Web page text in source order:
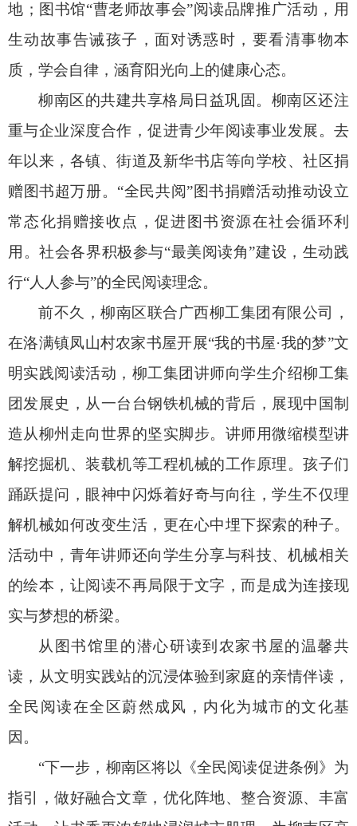
地；图书馆“曹老师故事会”阅读品牌推广活动，用
生动故事告诫孩子，面对诱惑时，要看清事物本
质，学会自律，涵育阳光向上的健康心态。
柳南区的共建共享格局日益巩固。柳南区还注
重与企业深度合作，促进青少年阅读事业发展。去
年以来，各镇、街道及新华书店等向学校、社区捐
赠图书超万册。“全民共阅”图书捐赠活动推动设立
常态化捐赠接收点，促进图书资源在社会循环利
用。社会各界积极参与“最美阅读角”建设，生动践
行“人人参与”的全民阅读理念。
前不久，柳南区联合广西柳工集团有限公司，
在洛满镇凤山村农家书屋开展“我的书屋·我的梦”文
明实践阅读活动，柳工集团讲师向学生介绍柳工集
团发展史，从一台台钢铁机械的背后，展现中国制
造从柳州走向世界的坚实脚步。讲师用微缩模型讲
解挖掘机、装载机等工程机械的工作原理。孩子们
踊跃提问，眼神中闪烁着好奇与向往，学生不仅理
解机械如何改变生活，更在心中埋下探索的种子。
活动中，青年讲师还向学生分享与科技、机械相关
的绘本，让阅读不再局限于文字，而是成为连接现
实与梦想的桥梁。
从图书馆里的潜心研读到农家书屋的温馨共
读，从文明实践站的沉浸体验到家庭的亲情伴读，
全民阅读在全区蔚然成风，内化为城市的文化基
因。
“下一步，柳南区将以《全民阅读促进条例》为
指引，做好融合文章，优化阵地、整合资源、丰富